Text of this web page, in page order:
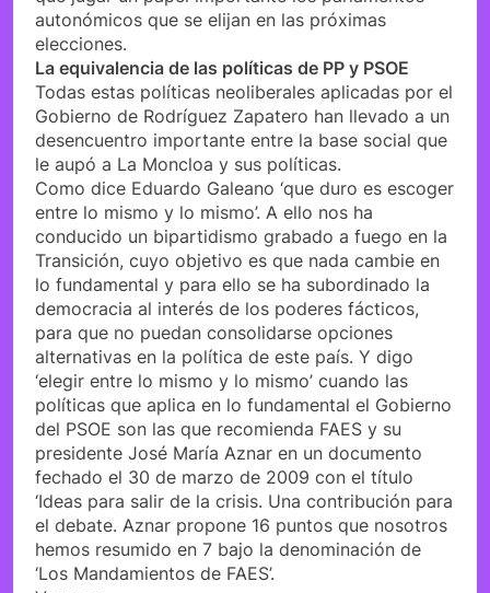
autonómicos que se elijan en las próximas
elecciones.
La equivalencia de las políticas de PP y PSOE
Todas estas políticas neoliberales aplicadas por el
Gobierno de Rodríguez Zapatero han llevado a un
desencuentro importante entre la base social que
le aupó a La Moncloa y sus políticas.
Como dice Eduardo Galeano ‘que duro es escoger
entre lo mismo y lo mismo’. A ello nos ha
conducido un bipartidismo grabado a fuego en la
Transición, cuyo objetivo es que nada cambie en
lo fundamental y para ello se ha subordinado la
democracia al interés de los poderes fácticos,
para que no puedan consolidarse opciones
alternativas en la política de este país. Y digo
‘elegir entre lo mismo y lo mismo’ cuando las
políticas que aplica en lo fundamental el Gobierno
del PSOE son las que recomienda FAES y su
presidente José María Aznar en un documento
fechado el 30 de marzo de 2009 con el título
‘Ideas para salir de la crisis. Una contribución para
el debate. Aznar propone 16 puntos que nosotros
hemos resumido en 7 bajo la denominación de
‘Los Mandamientos de FAES’.